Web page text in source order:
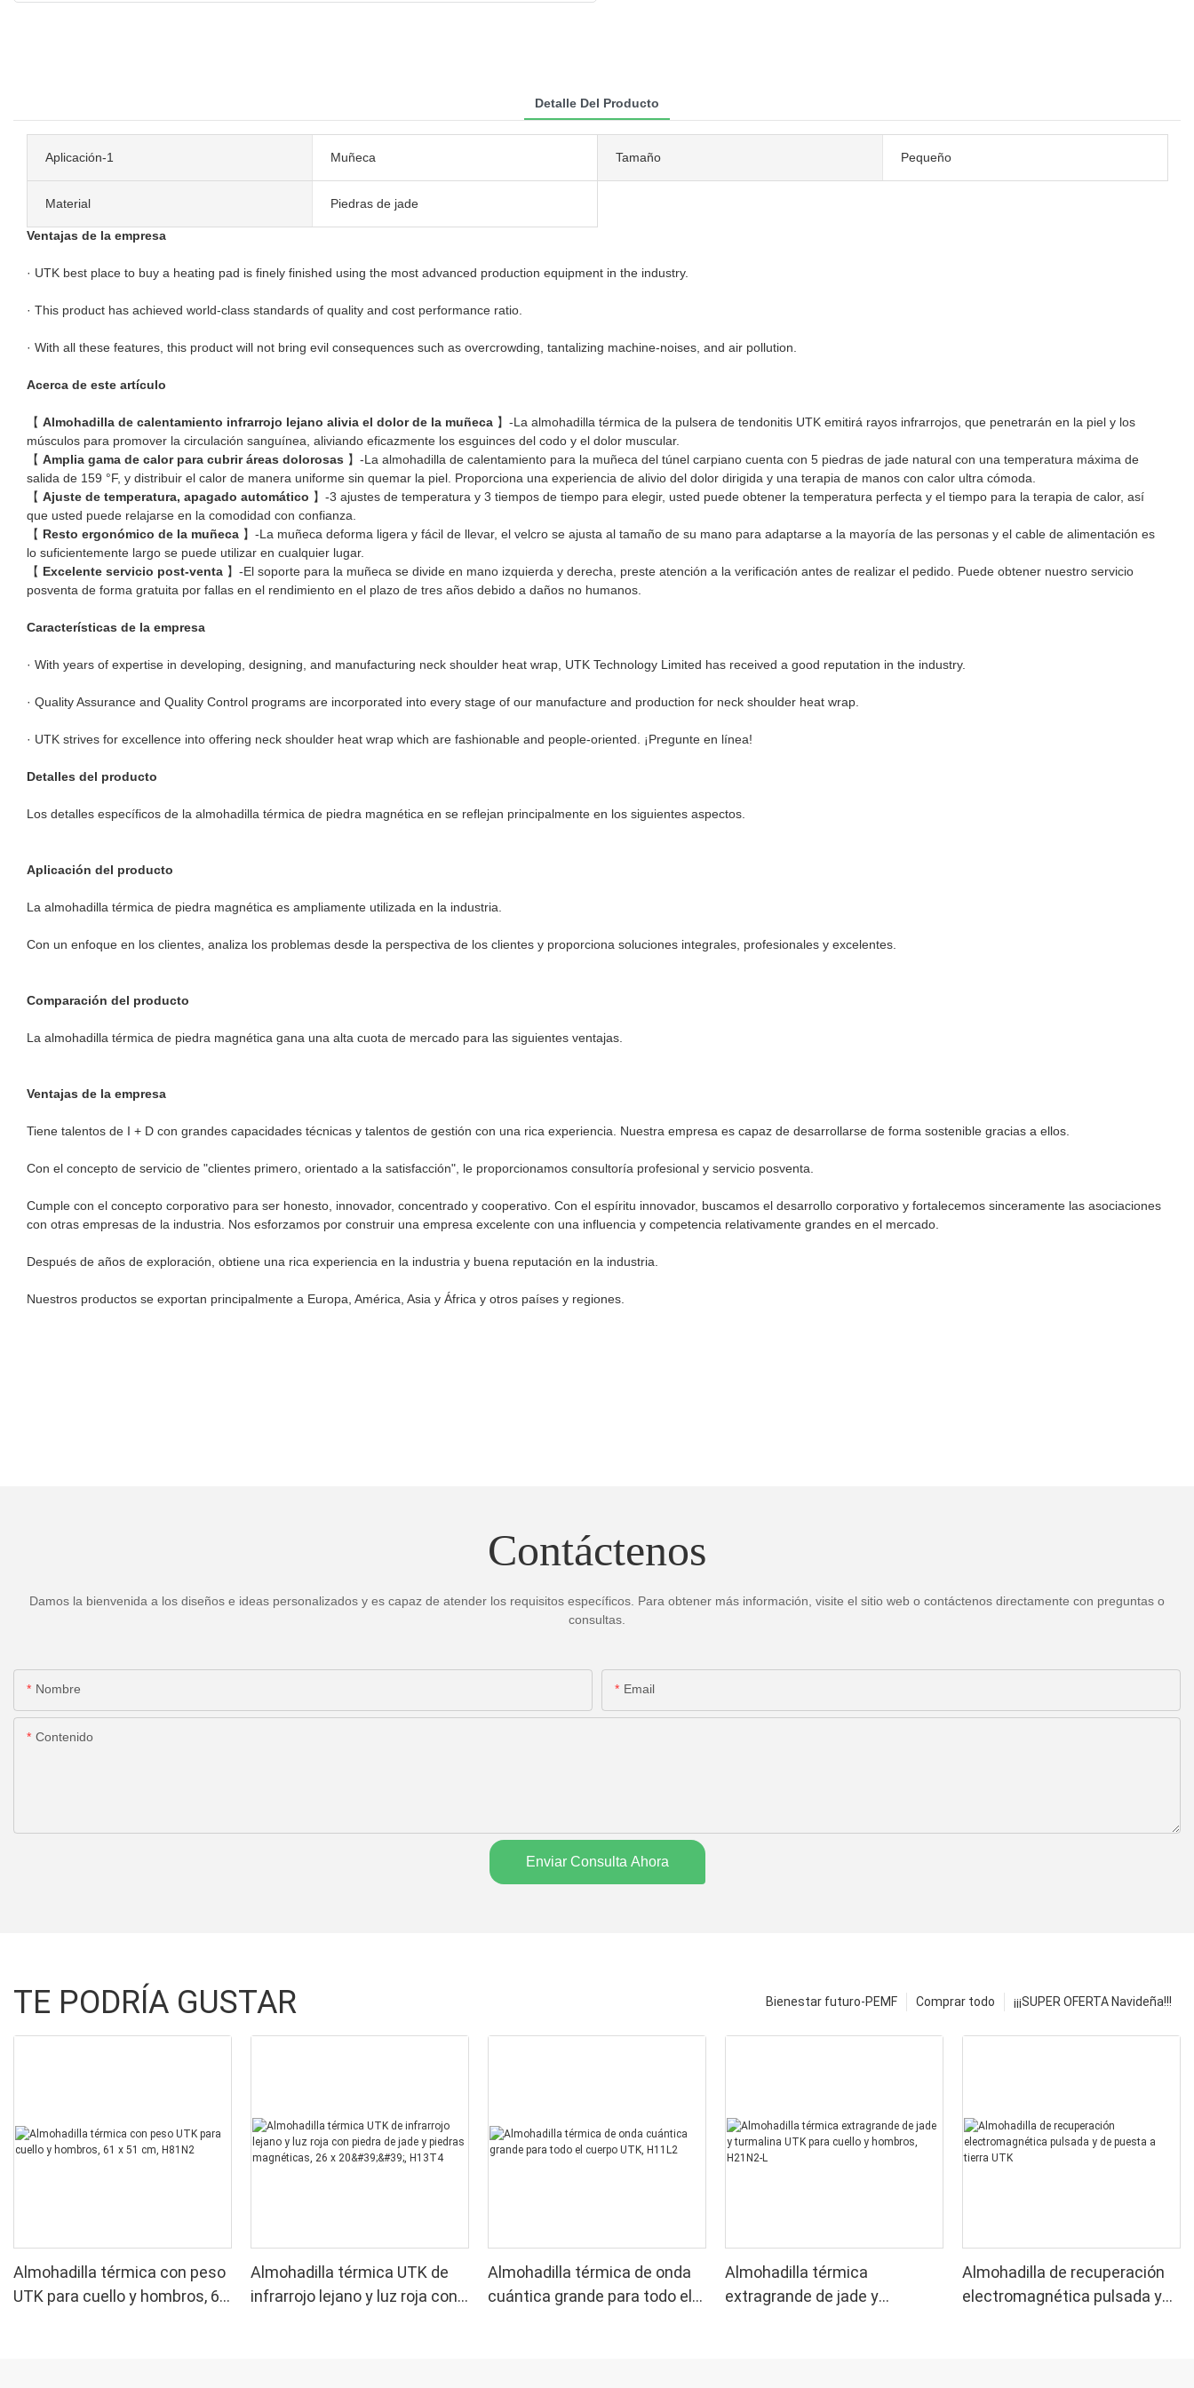
Detalle Del Producto
Aplicación-1 Muñeca Tamaño Pequeño
Material Piedras de jade
Ventajas de la empresa
· UTK best place to buy a heating pad is finely finished using the most advanced production equipment in the industry.
· This product has achieved world-class standards of quality and cost performance ratio.
· With all these features, this product will not bring evil consequences such as overcrowding, tantalizing machine-noises, and air pollution.
Acerca de este artículo
【 Almohadilla de calentamiento infrarrojo lejano alivia el dolor de la muñeca 】-La almohadilla térmica de la pulsera de tendonitis UTK emitirá rayos infrarrojos, que penetrarán en la piel y los
músculos para promover la circulación sanguínea, aliviando eficazmente los esguinces del codo y el dolor muscular.
【 Amplia gama de calor para cubrir áreas dolorosas 】-La almohadilla de calentamiento para la muñeca del túnel carpiano cuenta con 5 piedras de jade natural con una temperatura máxima de
salida de 159 °F, y distribuir el calor de manera uniforme sin quemar la piel. Proporciona una experiencia de alivio del dolor dirigida y una terapia de manos con calor ultra cómoda.
【 Ajuste de temperatura, apagado automático 】-3 ajustes de temperatura y 3 tiempos de tiempo para elegir, usted puede obtener la temperatura perfecta y el tiempo para la terapia de calor, así
que usted puede relajarse en la comodidad con confianza.
【 Resto ergonómico de la muñeca 】-La muñeca deforma ligera y fácil de llevar, el velcro se ajusta al tamaño de su mano para adaptarse a la mayoría de las personas y el cable de alimentación es
lo suficientemente largo se puede utilizar en cualquier lugar.
【 Excelente servicio post-venta 】-El soporte para la muñeca se divide en mano izquierda y derecha, preste atención a la verificación antes de realizar el pedido. Puede obtener nuestro servicio
posventa de forma gratuita por fallas en el rendimiento en el plazo de tres años debido a daños no humanos.
Características de la empresa
· With years of expertise in developing, designing, and manufacturing neck shoulder heat wrap, UTK Technology Limited has received a good reputation in the industry.
· Quality Assurance and Quality Control programs are incorporated into every stage of our manufacture and production for neck shoulder heat wrap.
· UTK strives for excellence into offering neck shoulder heat wrap which are fashionable and people-oriented. ¡Pregunte en línea!
Detalles del producto
Los detalles específicos de la almohadilla térmica de piedra magnética en se reflejan principalmente en los siguientes aspectos.
Aplicación del producto
La almohadilla térmica de piedra magnética es ampliamente utilizada en la industria.
Con un enfoque en los clientes, analiza los problemas desde la perspectiva de los clientes y proporciona soluciones integrales, profesionales y excelentes.
Comparación del producto
La almohadilla térmica de piedra magnética gana una alta cuota de mercado para las siguientes ventajas.
Ventajas de la empresa
Tiene talentos de I + D con grandes capacidades técnicas y talentos de gestión con una rica experiencia. Nuestra empresa es capaz de desarrollarse de forma sostenible gracias a ellos.
Con el concepto de servicio de "clientes primero, orientado a la satisfacción", le proporcionamos consultoría profesional y servicio posventa.
Cumple con el concepto corporativo para ser honesto, innovador, concentrado y cooperativo. Con el espíritu innovador, buscamos el desarrollo corporativo y fortalecemos sinceramente las asociaciones
con otras empresas de la industria. Nos esforzamos por construir una empresa excelente con una influencia y competencia relativamente grandes en el mercado.
Después de años de exploración, obtiene una rica experiencia en la industria y buena reputación en la industria.
Nuestros productos se exportan principalmente a Europa, América, Asia y África y otros países y regiones.
Contáctenos
Damos la bienvenida a los diseños e ideas personalizados y es capaz de atender los requisitos específicos. Para obtener más información, visite el sitio web o contáctenos directamente con preguntas o
consultas.
Nombre Email
Contenido
Enviar Consulta Ahora
TE PODRÍA GUSTAR ¡¡¡SUPER OFERTA Navideña!!!
Comprar todo
Bienestar futuro-PEMF
Almohadilla térmica con peso
UTK para cuello y hombros, 61
Almohadilla térmica UTK de
infrarrojo lejano y luz roja con
Almohadilla térmica de onda
cuántica grande para todo el
Almohadilla térmica
extragrande de jade y
Almohadilla de recuperación
electromagnética pulsada y